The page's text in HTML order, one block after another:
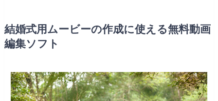
結婚式用ムービーの作成に使える無料動画
編集ソフト